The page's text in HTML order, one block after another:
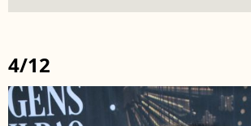
4/12